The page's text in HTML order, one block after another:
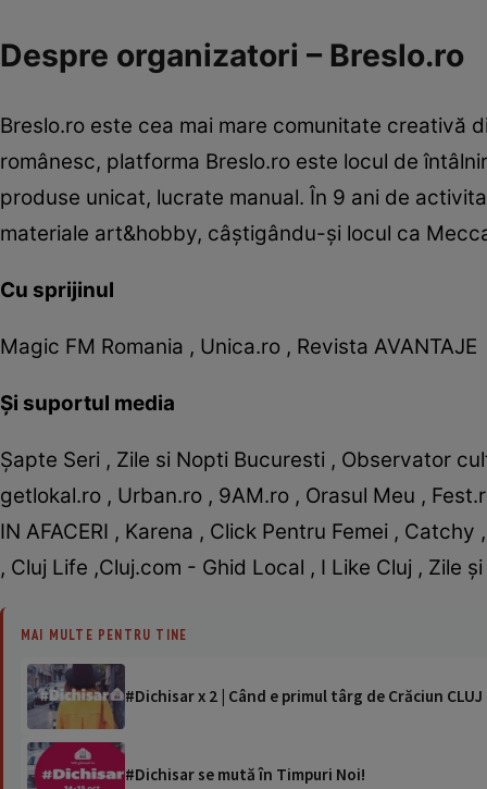
Despre organizatori – Breslo.ro
Breslo.ro este cea mai mare comunitate creativă
românesc, platforma Breslo.ro este locul de
produse unicat, lucrate manual. În 9 ani de
materiale art&hobby, câştigându-şi locul ca
Cu sprijinul
Magic FM Romania , Unica.ro , Revista AVANTAJE
Şi suportul media
Şapte Seri , Zile si Nopti Bucuresti , Observator
getlokal.ro , Urban.ro , 9AM.ro , Orasul Meu ,
IN AFACERI , Karena , Click Pentru Femei ,
, Cluj Life ,Cluj.com - Ghid Local , I Like Cluj , Zile
MAI MULTE PENTRU TINE
#Dichisar x 2 | Când e primul târg de Crăciun CLUJ
#Dichisar se mută în Timpuri Noi!